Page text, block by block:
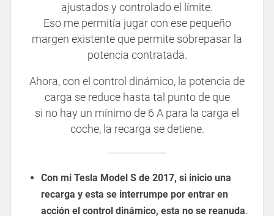
ajustados y controlado el límite.
Eso me permitía jugar con ese pequeño
margen existente que permite sobrepasar la
potencia contratada.
Ahora, con el control dinámico, la potencia de
carga se reduce hasta tal punto de que
si no hay un mínimo de 6 A para la carga el
coche, la recarga se detiene.
Con mi Tesla Model S de 2017, si inicio una
recarga y esta se interrumpe por entrar en
acción el control dinámico, esta no se reanuda.